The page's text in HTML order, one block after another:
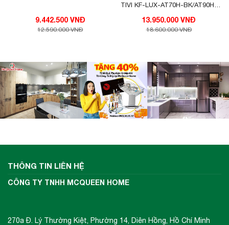
9.442.500 VNĐ
12.590.000 VNĐ
TIVI KF-LUX-AT70H-BK/AT90H-
13.950.000 VNĐ
18.600.000 VNĐ
THÔNG TIN LIÊN HỆ
CÔNG TY TNHH MCQUEEN HOME
270a Đ. Lý Thường Kiệt, Phường 14, Diên Hồng, Hồ Chí Minh